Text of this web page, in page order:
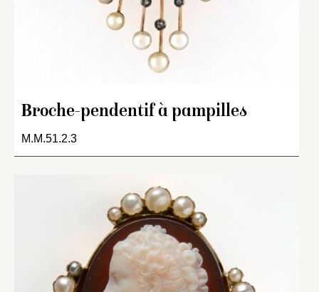
Broche-pendentif à pampilles
M.M.51.2.3